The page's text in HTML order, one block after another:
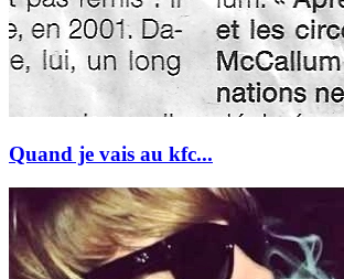
Quand je vais au kfc...